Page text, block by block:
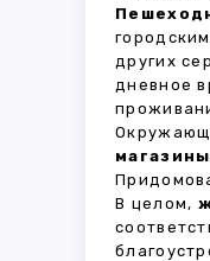
других
дневное
В целом,